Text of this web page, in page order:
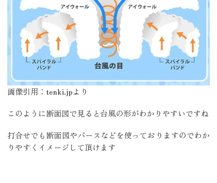
画像引用：tenki.jpより
このように断面図で見ると台風の形がわかりやすいですね
打合せでも断面図やパースなどを使っておりますのでわか
りやすくイメージして頂けます